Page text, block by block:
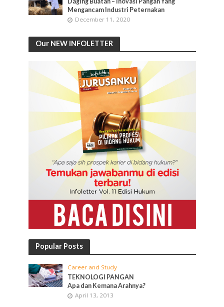
Mengancam Industri Peternakan
December 11, 2020
Our NEW INFOLETTER
Popular Posts
Career and Study
TEKNOLOGI PANGAN
Apa dan Kemana Arahnya?
April 13, 2013